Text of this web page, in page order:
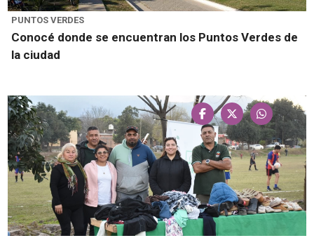
PUNTOS VERDES
Conocé donde se encuentran los Puntos Verdes de
la ciudad